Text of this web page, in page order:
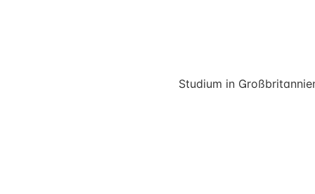
Studium in